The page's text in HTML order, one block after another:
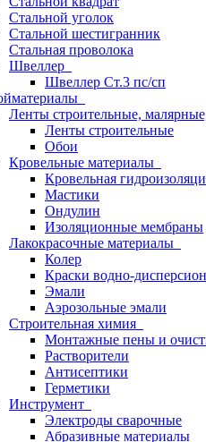
Стальной уголок
Стальной шестигранник
Стальная проволока
Швеллер
Швеллер Ст.3 пс/сп
Ленты строительные,
Ленты строительные
Обои
Кровельные материалы
Кровельная
Мастики
Ондулин
Изоляционные мембраны
Лакокрасочные материалы
Колер
Краски водно-
Эмали
Аэрозольные эмали
Строительная химия
Монтажные пены и
Растворители
Антисептики
Герметики
Инструмент
Электроды сварочные
Абразивные материалы